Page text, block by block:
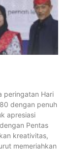
peringatan Hari
dengan penuh
apresiasi
Pentas
kreativitas,
memeriahkan